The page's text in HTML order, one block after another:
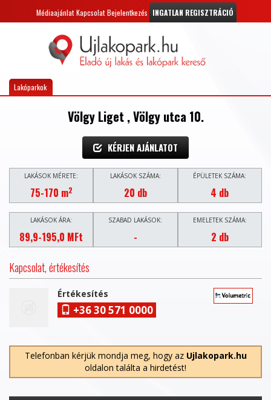
Médiaajánlat Kapcsolat Bejelentkezés INGATLAN REGISZTRÁCIÓ
Lakóparkok
Völgy Liget , Völgy utca 10.
KÉRJEN AJÁNLATOT
LAKÁSOK MÉRETE:
75-170 m2
LAKÁSOK SZÁMA:
20 db
ÉPÜLETEK SZÁMA:
4 db
LAKÁSOK ÁRA:
89,9-195,0 MFt
SZABAD LAKÁSOK:
-
EMELETEK SZÁMA:
2 db
Kapcsolat, értékesítés
Értékesítés
+36 30 571 0000
Telefonban kérjük mondja meg, hogy az Ujlakopark.hu
oldalon találta a hirdetést!